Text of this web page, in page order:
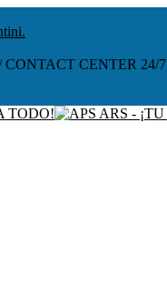
/ CONTACT CENTER 24/7